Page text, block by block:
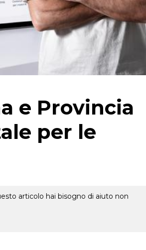
e Provincia
per le
articolo hai bisogno di aiuto non